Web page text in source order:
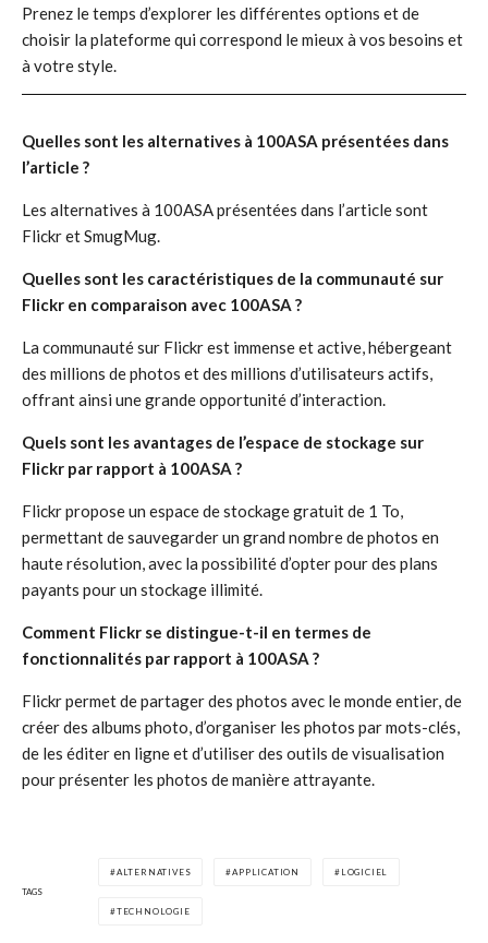
Prenez le temps d’explorer les différentes options et de
choisir la plateforme qui correspond le mieux à vos besoins et
à votre style.
Quelles sont les alternatives à 100ASA présentées dans
l’article ?
Les alternatives à 100ASA présentées dans l’article sont
Flickr et SmugMug.
Quelles sont les caractéristiques de la communauté sur
Flickr en comparaison avec 100ASA ?
La communauté sur Flickr est immense et active, hébergeant
des millions de photos et des millions d’utilisateurs actifs,
offrant ainsi une grande opportunité d’interaction.
Quels sont les avantages de l’espace de stockage sur
Flickr par rapport à 100ASA ?
Flickr propose un espace de stockage gratuit de 1 To,
permettant de sauvegarder un grand nombre de photos en
haute résolution, avec la possibilité d’opter pour des plans
payants pour un stockage illimité.
Comment Flickr se distingue-t-il en termes de
fonctionnalités par rapport à 100ASA ?
Flickr permet de partager des photos avec le monde entier, de
créer des albums photo, d’organiser les photos par mots-clés,
de les éditer en ligne et d’utiliser des outils de visualisation
pour présenter les photos de manière attrayante.
TAGS
ALTERNATIVES APPLICATION LOGICIEL
TECHNOLOGIE